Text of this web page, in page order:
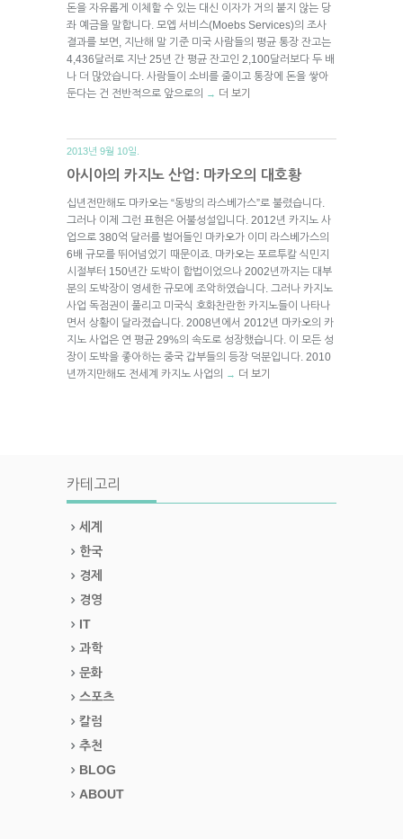
돈을 자유롭게 이체할 수 있는 대신 이자가 거의 붙지 않는 당
좌 예금을 말합니다. 모엡 서비스(Moebs Services)의 조사
결과를 보면, 지난해 말 기준 미국 사람들의 평균 통장 잔고는
4,436달러로 지난 25년 간 평균 잔고인 2,100달러보다 두 배
나 더 많았습니다. 사람들이 소비를 줄이고 통장에 돈을 쌓아
둔다는 건 전반적으로 앞으로의
→ 더 보기
2013년 9월 10일.
아시아의 카지노 산업: 마카오의 대호황
십년전만해도 마카오는 “동방의 라스베가스”로 불렸습니다.
그러나 이제 그런 표현은 어불성설입니다. 2012년 카지노 사
업으로 380억 달러를 벌어들인 마카오가 이미 라스베가스의
6배 규모를 뛰어넘었기 때문이죠. 마카오는 포르투칼 식민지
시절부터 150년간 도박이 합법이었으나 2002년까지는 대부
분의 도박장이 영세한 규모에 조악하였습니다. 그러나 카지노
사업 독점권이 풀리고 미국식 호화찬란한 카지노들이 나타나
면서 상황이 달라졌습니다. 2008년에서 2012년 마카오의 카
지노 사업은 연 평균 29%의 속도로 성장했습니다. 이 모든 성
장이 도박을 좋아하는 중국 갑부들의 등장 덕분입니다. 2010
년까지만해도 전세계 카지노 사업의
→ 더 보기
카테고리
세계
한국
경제
경영
IT
과학
문화
스포츠
칼럼
추천
BLOG
ABOUT